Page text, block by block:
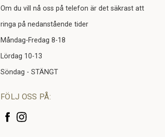
Om du vill nå oss på telefon är det säkrast att
ringa på nedanstående tider
Måndag-Fredag 8-18
Lördag 10-13
Söndag - STÄNGT
FÖLJ OSS PÅ: